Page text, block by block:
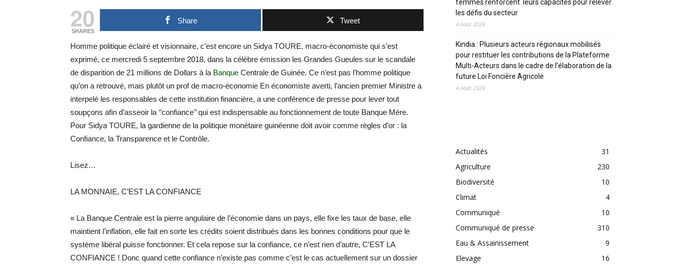
20
SHARES
Share Tweet
Homme politique éclairé et visionnaire, c’est encore un Sidya TOURE, macro-économiste qui s’est
exprimé, ce mercredi 5 septembre 2018, dans la célèbre émission les Grandes Gueules sur le scandale
de disparition de 21 millions de Dollars à la Banque Centrale de Guinée. Ce n’est pas l’homme politique
qu’on a retrouvé, mais plutôt un prof de macro-économie En économiste averti, l’ancien premier Ministre a
interpelé les responsables de cette institution financière, a une conférence de presse pour lever tout
soupçons afin d’asseoir la ‘’confiance’’ qui est indispensable au fonctionnement de toute Banque Mère.
Pour Sidya TOURE, la gardienne de la politique monétaire guinéenne doit avoir comme règles d’or : la
Confiance, la Transparence et le Contrôle.
Lisez…
LA MONNAIE, C’EST LA CONFIANCE
« La Banque Centrale est la pierre angulaire de l’économie dans un pays, elle fixe les taux de base, elle
maintient l’inflation, elle fait en sorte les crédits soient distribués dans les bonnes conditions pour que le
système libéral puisse fonctionner. Et cela repose sur la confiance, ce n’est rien d’autre, C’EST LA
CONFIANCE ! Donc quand cette confiance n’existe pas comme c’est le cas actuellement sur un dossier
femmes renforcent leurs capacités pour relever
les défis du secteur
4 août 2026
Kindia : Plusieurs acteurs régionaux mobilisés
pour restituer les contributions de la Plateforme
Multi-Acteurs dans le cadre de l’élaboration de la
future Loi Foncière Agricole
4 août 2026
Actualités
31
Agriculture
230
Biodiversité
10
Climat
4
Communiqué
10
Communiqué de presse
310
Eau & Assainissement
9
Elevage
16